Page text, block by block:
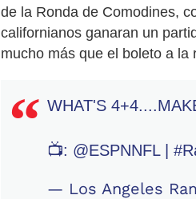
de la Ronda de Comodines,
californianos ganaran un
mucho más que el boleto a la
WHAT'S
📺: @ESPNNFL|
— Los Angeles